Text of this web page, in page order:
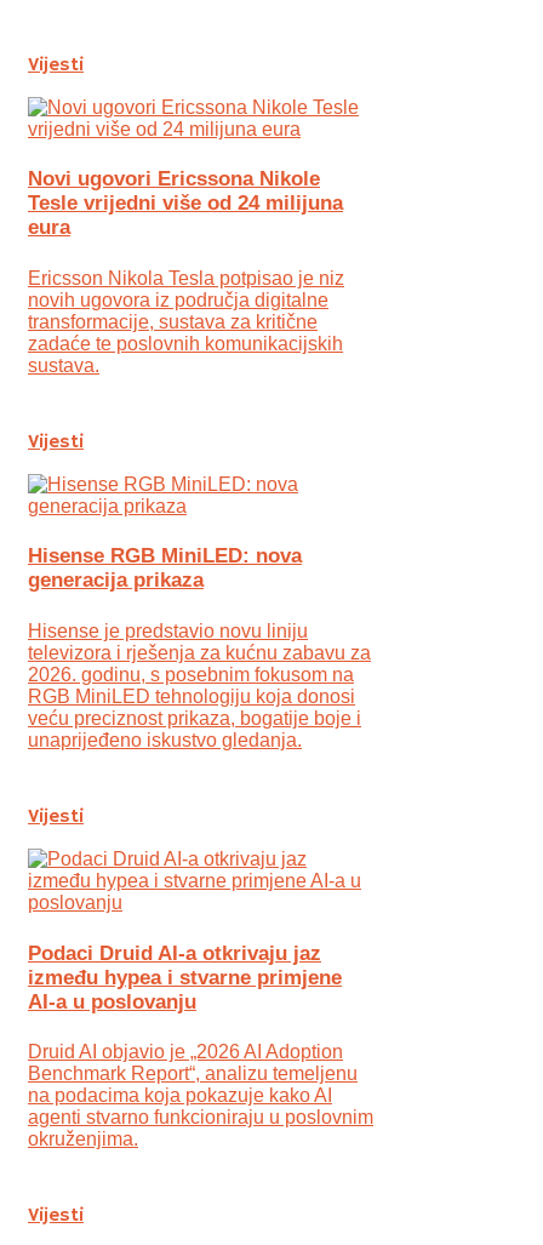
Vijesti
Novi ugovori Ericssona Nikole
Tesle vrijedni više od 24 milijuna
eura
Ericsson Nikola Tesla potpisao je niz
novih ugovora iz područja digitalne
transformacije, sustava za kritične
zadaće te poslovnih komunikacijskih
sustava.
Vijesti
Hisense RGB MiniLED: nova
generacija prikaza
Hisense je predstavio novu liniju
televizora i rješenja za kućnu zabavu za
2026. godinu, s posebnim fokusom na
RGB MiniLED tehnologiju koja donosi
veću preciznost prikaza, bogatije boje i
unaprijeđeno iskustvo gledanja.
Vijesti
Podaci Druid AI-a otkrivaju jaz
između hypea i stvarne primjene
AI-a u poslovanju
Druid AI objavio je „2026 AI Adoption
Benchmark Report“, analizu temeljenu
na podacima koja pokazuje kako AI
agenti stvarno funkcioniraju u poslovnim
okruženjima.
Vijesti